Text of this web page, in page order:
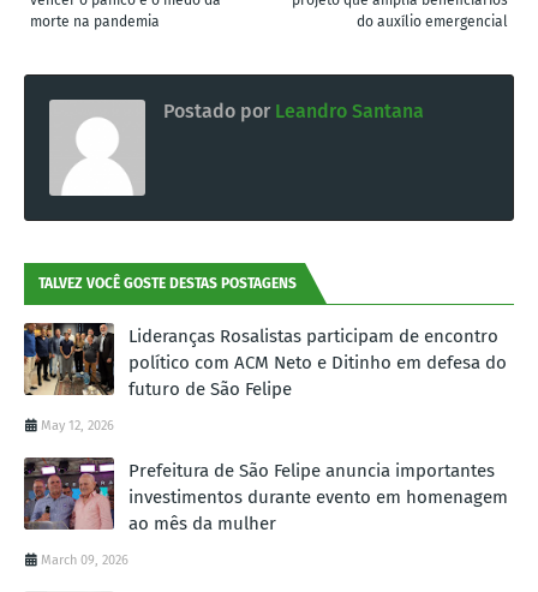
do auxílio emergencial
morte na pandemia
Postado por Leandro Santana
TALVEZ VOCÊ GOSTE DESTAS POSTAGENS
Lideranças Rosalistas participam de encontro
político com ACM Neto e Ditinho em defesa do
futuro de São Felipe
May 12, 2026
Prefeitura de São Felipe anuncia importantes
investimentos durante evento em homenagem
ao mês da mulher
March 09, 2026